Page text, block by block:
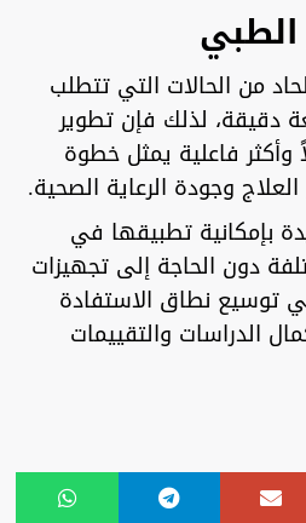
الطبي
من الحالات التي تتطلب
دقيقة، لذلك فإن تطوير
وأكثر فاعلية يمثل خطوة
وجودة الرعاية الصحية.
بإمكانية تطبيقها في
دون الحاجة إلى تجهيزات
نطاق الاستفادة
الدراسات والتقييمات